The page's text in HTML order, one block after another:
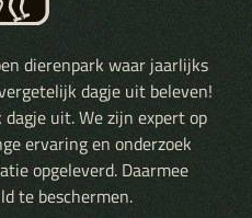
dierenpark waar jaarlijks
dagje uit beleven!
uit. We zijn expert op
ervaring en onderzoek
opgeleverd. Daarmee
te beschermen.